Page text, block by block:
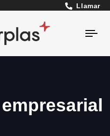
Llamar